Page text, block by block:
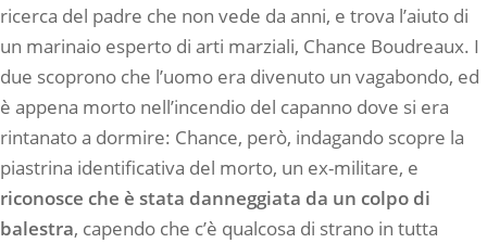
ricerca del padre che non vede da anni, e trova l’aiuto di
un marinaio esperto di arti marziali, Chance Boudreaux. I
due scoprono che l’uomo era divenuto un vagabondo, ed
è appena morto nell’incendio del capanno dove si era
rintanato a dormire: Chance, però, indagando scopre la
piastrina identificativa del morto, un ex-militare, e
riconosce che è stata danneggiata da un colpo di
balestra, capendo che c’è qualcosa di strano in tutta